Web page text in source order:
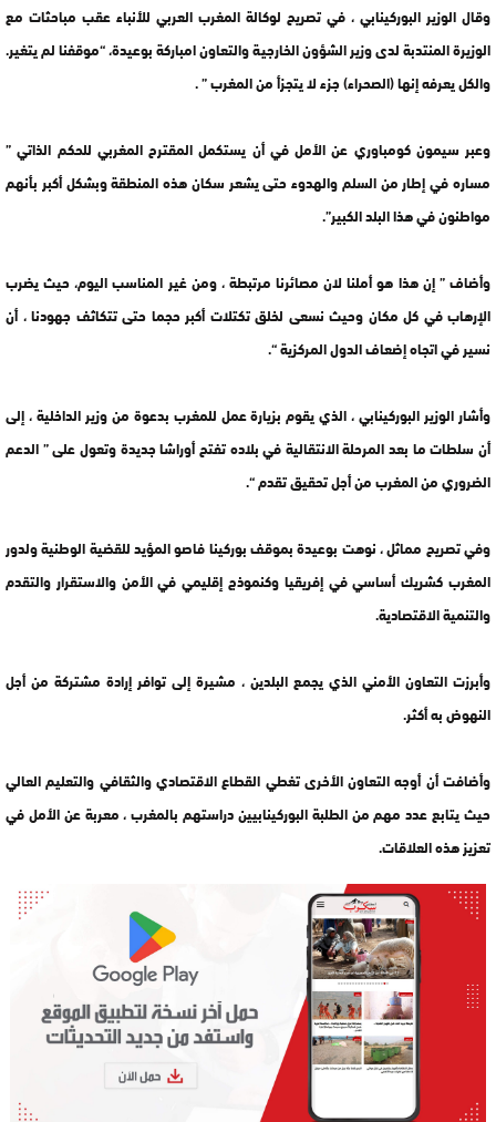
وقال الوزير البوركينابي ، في تصريح لوكالة المغرب العربي للأنباء عقب مباحثات مع
الوزيرة المنتدبة لدى وزير الشؤون الخارجية والتعاون امباركة بوعيدة، “موقفنا لم يتغير.
والكل يعرفه إنها (الصحراء) جزء لا يتجزأ من المغرب ” .
وعبر سيمون كومباوري عن الأمل في أن يستكمل المقترح المغربي للحكم الذاتي ”
مساره في إطار من السلم والهدوء حتى يشعر سكان هذه المنطقة وبشكل أكبر بأنهم
مواطنون في هذا البلد الكبير”.
وأضاف ” إن هذا هو أملنا لان مصائرنا مرتبطة ، ومن غير المناسب اليوم، حيث يضرب
الإرهاب في كل مكان وحيث نسعى لخلق تكتلات أكبر حجما حتى تتكاثف جهودنا ، أن
نسير في اتجاه إضعاف الدول المركزية “.
وأشار الوزير البوركينابي ، الذي يقوم بزيارة عمل للمغرب بدعوة من وزير الداخلية ، إلى
أن سلطات ما بعد المرحلة الانتقالية في بلاده تفتح أوراشا جديدة وتعول على ” الدعم
الضروري من المغرب من أجل تحقيق تقدم “.
وفي تصريح مماثل ، نوهت بوعيدة بموقف بوركينا فاصو المؤيد للقضية الوطنية ولدور
المغرب كشريك أساسي في إفريقيا وكنموذج إقليمي في الأمن والاستقرار والتقدم
والتنمية الاقتصادية.
وأبرزت التعاون الأمني الذي يجمع البلدين ، مشيرة إلى توافر إرادة مشتركة من أجل
النهوض به أكثر.
وأضافت أن أوجه التعاون الأخرى تغطي القطاع الاقتصادي والثقافي والتعليم العالي
حيث يتابع عدد مهم من الطلبة البوركينابيين دراستهم بالمغرب ، معربة عن الأمل في
تعزيز هذه العلاقات.